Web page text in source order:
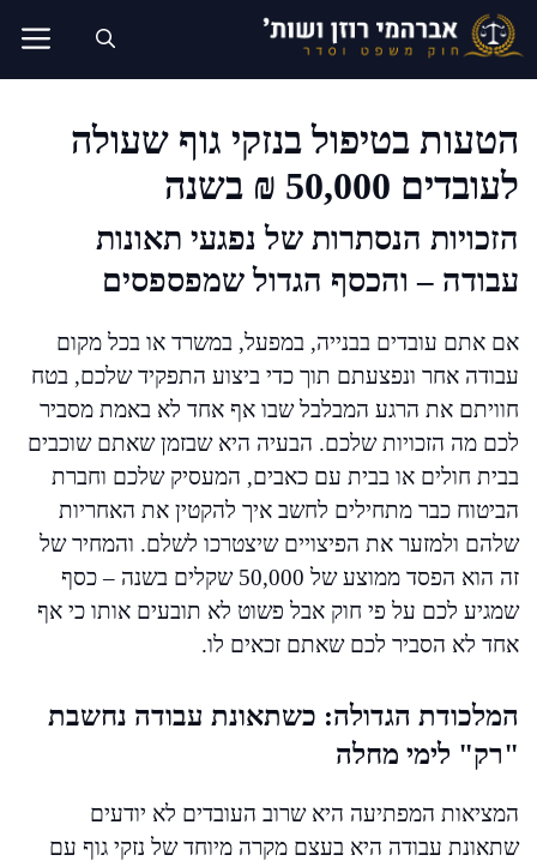
לדלג
לתוכן
הטעות בטיפול בנזקי גוף שעולה
לעובדים 50,000 ₪ בשנה
הזכויות הנסתרות של נפגעי תאונות
עבודה – והכסף הגדול שמפספסים
אם אתם עובדים בבנייה, במפעל, במשרד או בכל מקום
עבודה אחר ונפצעתם תוך כדי ביצוע התפקיד שלכם, בטח
חוויתם את הרגע המבלבל שבו אף אחד לא באמת מסביר
לכם מה הזכויות שלכם. הבעיה היא שבזמן שאתם שוכבים
בבית חולים או בבית עם כאבים, המעסיק שלכם וחברת
הביטוח כבר מתחילים לחשב איך להקטין את האחריות
שלהם ולמזער את הפיצויים שיצטרכו לשלם. והמחיר של
זה הוא הפסד ממוצע של 50,000 שקלים בשנה – כסף
שמגיע לכם על פי חוק אבל פשוט לא תובעים אותו כי אף
אחד לא הסביר לכם שאתם זכאים לו.
המלכודת הגדולה: כשתאונת עבודה נחשבת
"רק" לימי מחלה
המציאות המפתיעה היא שרוב העובדים לא יודעים
שתאונת עבודה היא בעצם מקרה מיוחד של נזקי גוף עם